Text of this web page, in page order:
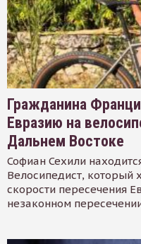
Гражданина
Евразию на
Дальнем Востоке
Софиан Сехили
Велосипедист, который
скорости пересечения
незаконном